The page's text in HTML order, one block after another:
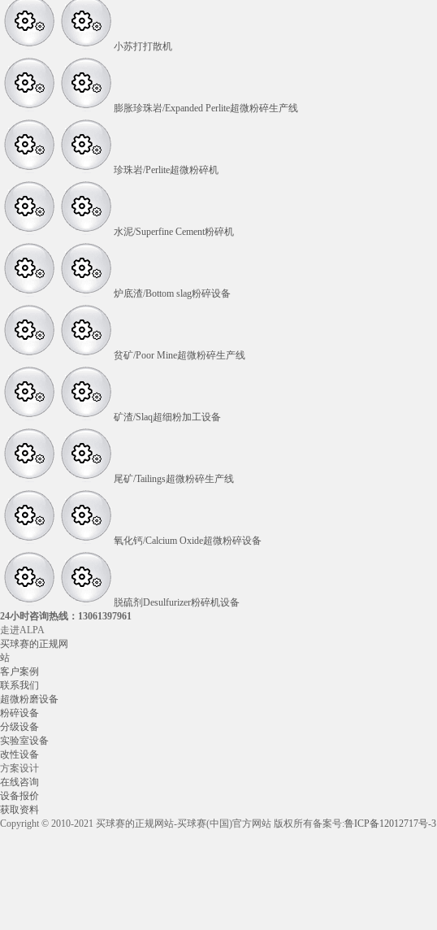
小苏打打散机
膨胀珍珠岩/Expanded Perlite超微粉碎生产线
珍珠岩/Perlite超微粉碎机
水泥/Superfine Cement粉碎机
炉底渣/Bottom slag粉碎设备
贫矿/Poor Mine超微粉碎生产线
矿渣/Slaq超细粉加工设备
尾矿/Tailings超微粉碎生产线
氧化钙/Calcium Oxide超微粉碎设备
脱硫剂Desulfurizer粉碎机设备
24小时咨询热线： 13061397961
走进ALPA
买球赛的正规网
站
客户案例
联系我们
超微粉磨设备
粉碎设备
分级设备
实验室设备
改性设备
方案设计
在线咨询
设备报价
获取资料
Copyright © 2010-2021 买球赛的正规网站-买球赛(中国)官方网站 版权所有备案号:鲁ICP备12012717号-3